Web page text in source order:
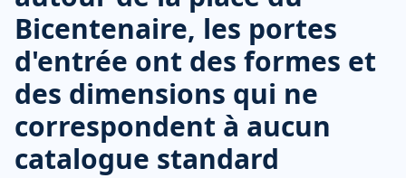
Bicentenaire, les portes
d'entrée ont des formes et
des dimensions qui ne
correspondent à aucun
catalogue standard